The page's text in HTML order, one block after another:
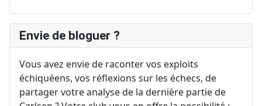
Envie de bloguer ?
Vous avez envie de raconter vos exploits
échiquéens, vos réflexions sur les échecs, de
partager votre analyse de la dernière partie de